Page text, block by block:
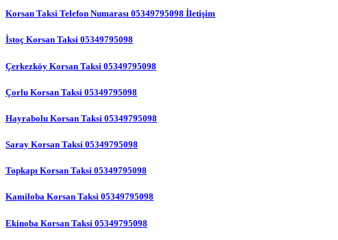
Korsan Taksi Telefon Numarası 05349795098 İletişim
İstoç Korsan Taksi 05349795098
Çerkezköy Korsan Taksi 05349795098
Çorlu Korsan Taksi 05349795098
Hayrabolu Korsan Taksi 05349795098
Saray Korsan Taksi 05349795098
Topkapı Korsan Taksi 05349795098
Kamiloba Korsan Taksi 05349795098
Ekinoba Korsan Taksi 05349795098